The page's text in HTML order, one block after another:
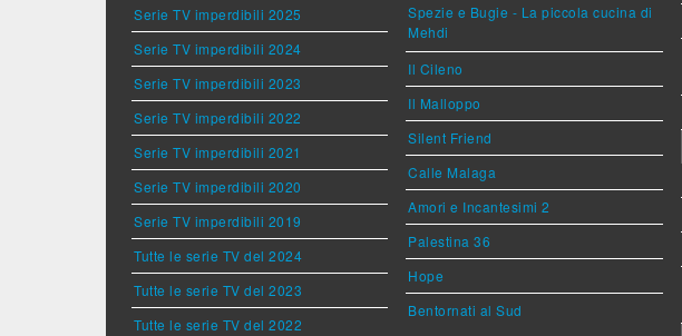
Serie TV imperdibili 2025
Serie TV imperdibili 2024
Serie TV imperdibili 2023
Serie TV imperdibili 2022
Serie TV imperdibili 2021
Serie TV imperdibili 2020
Serie TV imperdibili 2019
Tutte le serie TV del 2024
Tutte le serie TV del 2023
Tutte le serie TV del 2022
Spezie e Bugie - La piccola cucina di
Mehdi
Il Cileno
Il Malloppo
Silent Friend
Calle Malaga
Amori e Incantesimi 2
Palestina 36
Hope
Bentornati al Sud